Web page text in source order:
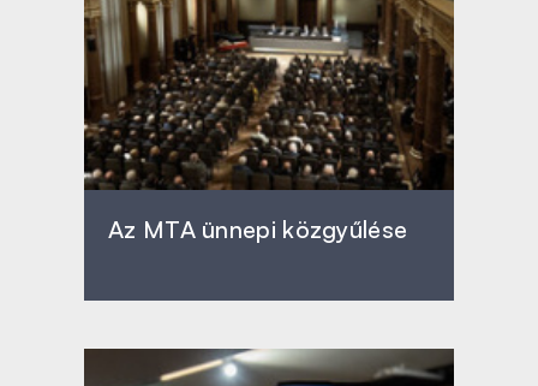
Az MTA ünnepi közgyűlése